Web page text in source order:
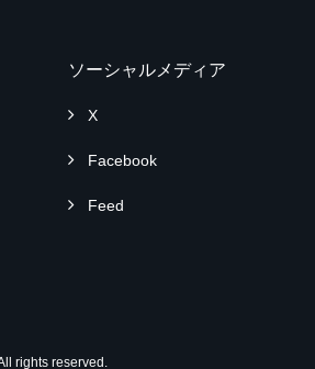
ソーシャルメディア
X
Facebook
Feed
rights reserved.